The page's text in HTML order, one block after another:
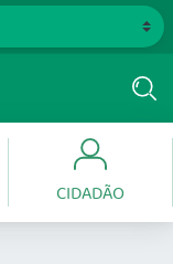
CIDADÃO